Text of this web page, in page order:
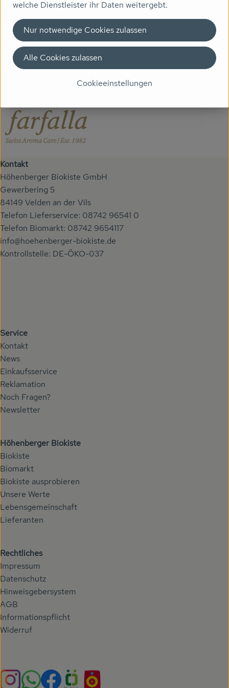
Biomarkt
Wissen
Herkunft
Hersteller: farfalla
Kontakt
Höhenberger Biokiste GmbH
Gewerbering 5
84149 Velden an der Vils
Telefon Lieferservice: 08742 96541 0
Telefon Biomarkt: 08742 9654117
info@hoehenberger-biokiste.de
Kontrollstelle: DE-ÖKO-037
Service
Kontakt
News
Einkaufsservice
Reklamation
Noch Fragen?
Newsletter
Höhenberger Biokiste
Biokiste
Biomarkt
Biokiste ausprobieren
Unsere Werte
Lebensgemeinschaft
Lieferanten
Rechtliches
Impressum
Datenschutz
Hinweisgebersystem
AGB
Informationspflicht
Widerruf
Externer Link zu https://www.instagram.com/
Externer Link zu https://whatsapp.com/channel/
Externer Link zu https://www.facebook.com/
Externer Link zu https://
welche Dienstleister ihr Daten weitergebt.
Cookieeinstellungen
Nur notwendige Cookies zulassen
Alle Cookies zulassen